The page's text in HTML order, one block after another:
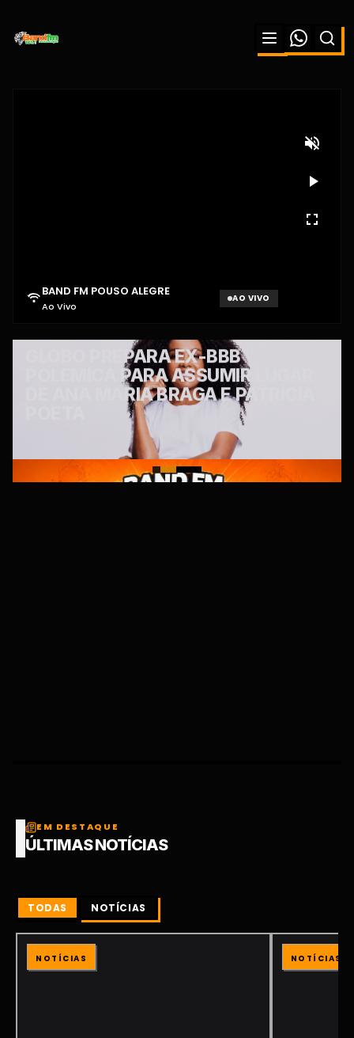
BAND FM POUSO ALEGRE
Ao Vivo
AO VIVO
EM DESTAQUE
ÚLTIMAS NOTÍCIAS
TODAS NOTÍCIAS
NOTÍCIAS NOTÍCIAS